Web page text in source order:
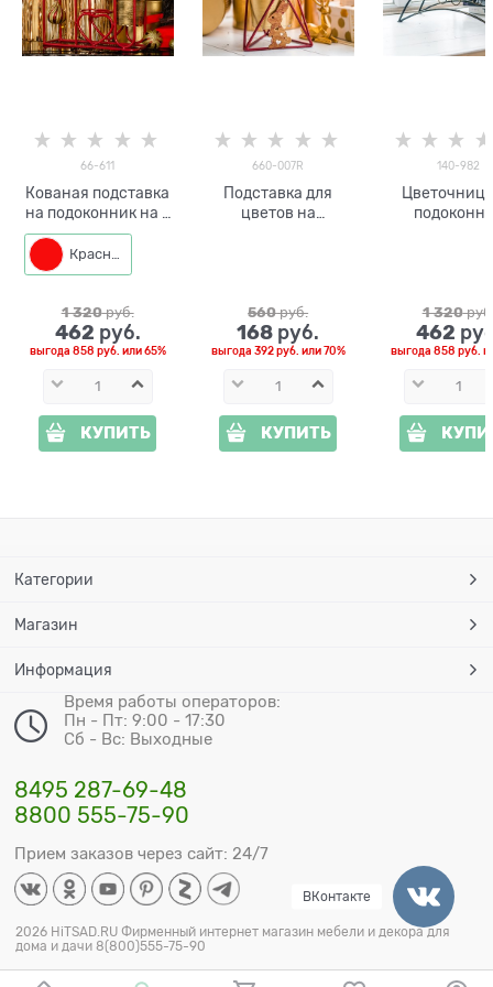
66-611
Кованая подставка
на подоконник на 3
горшка красная
Красный
1 320 руб.
462 руб.
выгода 858 руб. или65%
КУПИТЬ
660-007R
Подставка для
цветов на
560 руб.
168 руб.
выгода 392 руб. или70%
КУПИТЬ
140-982
1 320
462
выгода 858 руб.
Категории
Магазин
Информация
Время работы операторов:
Пн - Пт: 9:00 - 17:30
Сб - Вс: Выходные
8495 287-69-48
8800 555-75-90
Прием заказов через сайт: 24/7
2026 HiTSAD.RU Фирменный интернет магазин мебели и декора для
дома и дачи 8(800)555-75-90
ВКонтакте